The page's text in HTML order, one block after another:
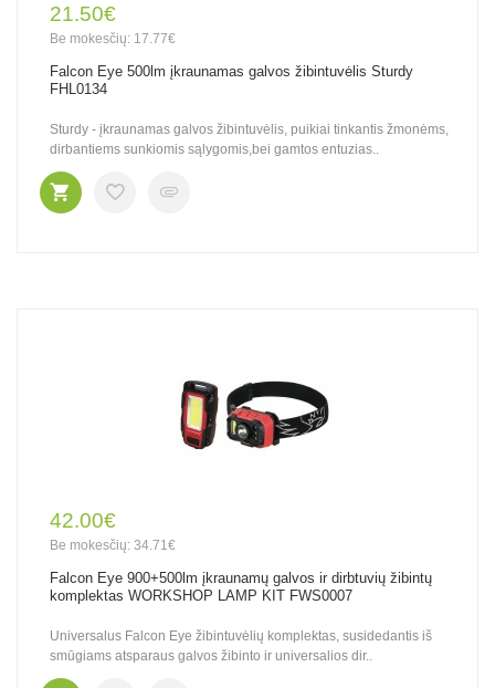
21.50€
Be mokesčių: 17.77€
Falcon Eye 500lm įkraunamas galvos žibintuvėlis Sturdy
FHL0134
Sturdy - įkraunamas galvos žibintuvėlis, puikiai tinkantis žmonėms,
dirbantiems sunkiomis sąlygomis,bei gamtos entuzias..
42.00€
Be mokesčių: 34.71€
Falcon Eye 900+500lm įkraunamų galvos ir dirbtuvių žibintų
komplektas WORKSHOP LAMP KIT FWS0007
Universalus Falcon Eye žibintuvėlių komplektas, susidedantis iš
smūgiams atsparaus galvos žibinto ir universalios dir..